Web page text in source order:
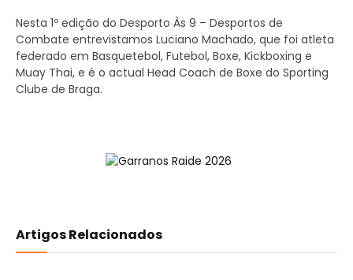
Nesta 1º edição do Desporto Às 9 – Desportos de
Combate entrevistamos Luciano Machado, que foi atleta
federado em Basquetebol, Futebol, Boxe, Kickboxing e
Muay Thai, e é o actual Head Coach de Boxe do Sporting
Clube de Braga.
Artigos Relacionados